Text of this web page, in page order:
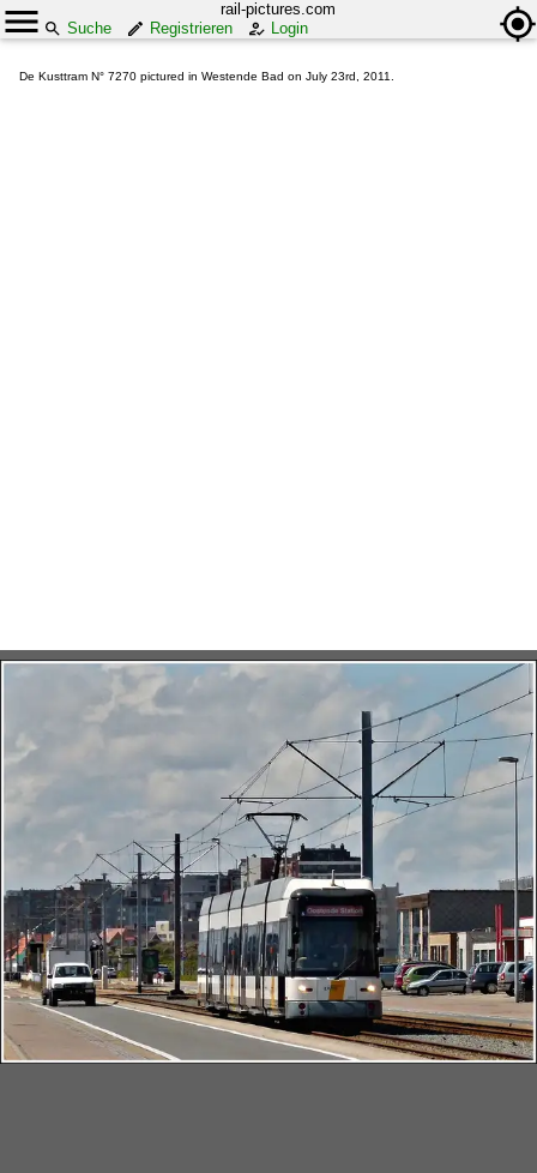
rail-pictures.com
Suche
Registrieren Login
De Kusttram N° 7270 pictured in Westende Bad on July 23rd, 2011.